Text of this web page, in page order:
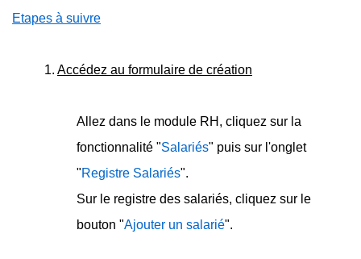
Etapes à suivre
1. Accédez au formulaire de création
Allez dans le module RH, cliquez sur la
fonctionnalité "Salariés" puis sur l'onglet
"Registre Salariés".
Sur le registre des salariés, cliquez sur le
bouton "Ajouter un salarié".